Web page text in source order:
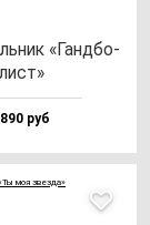
«Ган­дбо­
лист»
руб